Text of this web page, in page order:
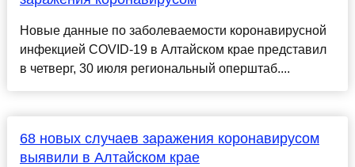
Новые данные по заболеваемости коронавирусной
инфекцией COVID-19 в Алтайском крае представил
в четверг, 30 июля региональный оперштаб....
68 новых случаев заражения коронавирусом
выявили в Алтайском крае